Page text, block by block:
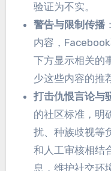
验证为不实。
警告与限制传播：
内容 ，
下方显示相关的
少这些内容的推
打击仇恨言论与
的社区标准， 明
扰、 种族歧视等
和人工审核相结
息 ， 维护社交环